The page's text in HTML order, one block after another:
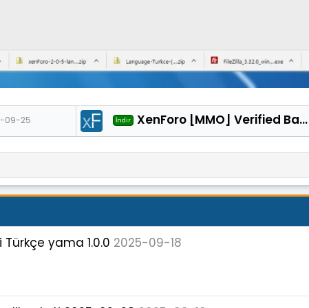
09-25 İndir XenForo [MMO] Verified Badge Türkçe yama 1.0.0
yama 1.0.0 2025-09-18